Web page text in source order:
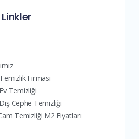
Firması
Temizliği
Cephe Temizliği
Temizliği M2 Fiyatları